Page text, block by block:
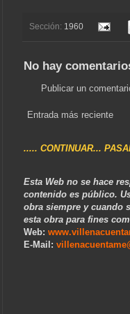
Sección: 1960
No hay
Publicar un
Entrada más reciente
..... CONTINUAR...
Esta Web no se hace
contenido es público.
obra siempre y cuando
esta obra para fines
Web:
E-Mail:
...